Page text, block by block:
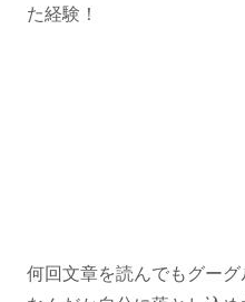
た経験！
何回文章を読んでもグー